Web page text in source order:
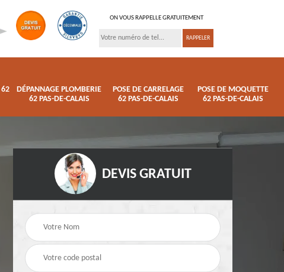
ON VOUS RAPPELLE GRATUITEMENT
62
DÉPANNAGE PLOMBERIE
62 PAS-DE-CALAIS
POSE DE CARRELAGE
62 PAS-DE-CALAIS
POSE DE MOQUETTE
62 PAS-DE-CALAIS
maison
Pose de parquet 62
Dépannage
62 Pas-de-Calais
DEVIS GRATUIT